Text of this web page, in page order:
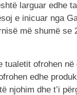
larguar edhe
e inicuar nga
më shumë se
tualetit ofrohen në
edhe
njohim dhe t’i